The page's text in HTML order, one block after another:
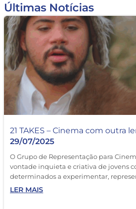
Últimas Notícias
21 TAKES – Cinema com outra
29/07/2025
O Grupo de Representação para
vontade inquieta e criativa de jovens
determinados a experimentar,
LER MAIS